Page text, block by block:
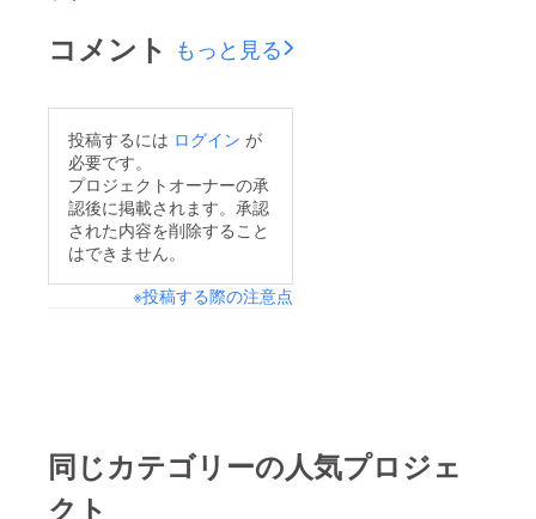
コメント もっと見る
投稿するには ログイン が
必要です。
プロジェクトオーナーの承
認後に掲載されます。承認
された内容を削除すること
はできません。
※投稿する際の注意点
同じカテゴリーの人気プロジェ
クト